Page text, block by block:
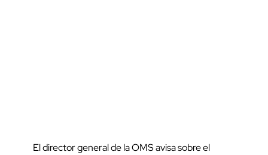
El director general de la OMS avisa sobre el